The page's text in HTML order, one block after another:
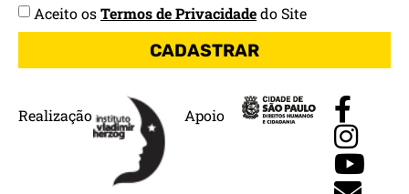
Realização Apoio
Aceito osTermos de Privacidadedo Site
CADASTRAR